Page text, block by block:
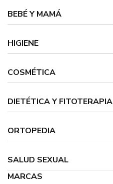
BEBÉ Y MAMÁ
HIGIENE
COSMÉTICA
DIETÉTICA Y FITOTERAPIA
ORTOPEDIA
SALUD SEXUAL
MARCAS